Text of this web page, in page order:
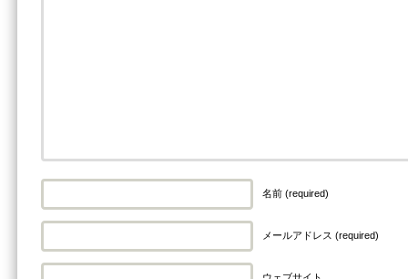
名前 (required)
メールアドレス (required)